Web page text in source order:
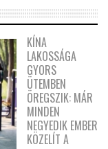
KÍNA
LAKOSSÁGA
GYORS
ÜTEMBEN
ÖREGSZIK: MÁR
MINDEN
NEGYEDIK EMBER
KÖZELÍT A